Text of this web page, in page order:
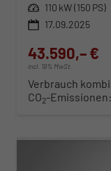
Leistung 110 kW (150 PS)
17.09.2025
43.590,– €
incl. 19% MwSt.
Verbrauch
CO2-Emissionen: